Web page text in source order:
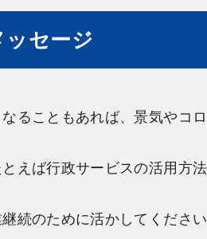
ッセージ
ることもあれば、景気やコ
えば行政サービスの活用方
続のために活かしてください